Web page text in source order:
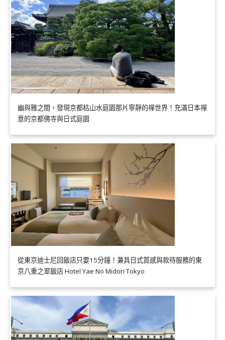
幽與雅之間，發現京都枯山水庭園那片寧靜的禪世界！充滿日本禪
意的京都佛寺與日式庭園
從東京迪士尼回飯店只要15分鐘！兼具日式質感與款待服務的東
京八重之翠飯店 Hotel Yae No Midori Tokyo